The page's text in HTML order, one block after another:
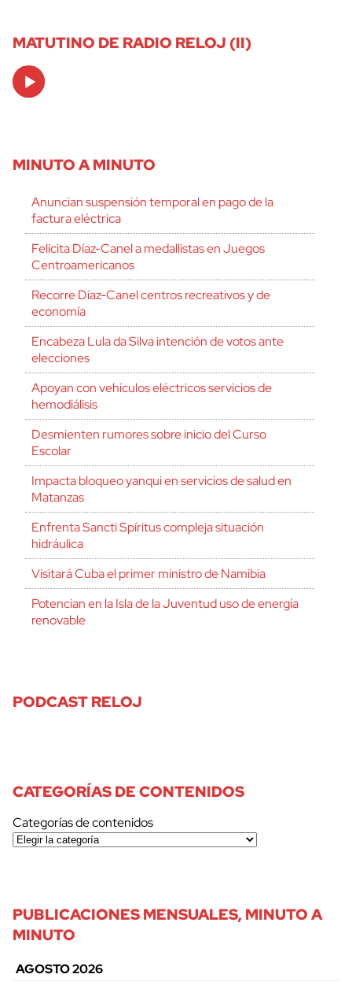
MATUTINO DE RADIO RELOJ (II)
Audio
Player
MINUTO A MINUTO
Anuncian suspensión temporal en pago de la
factura eléctrica
Felicita Díaz-Canel a medallistas en Juegos
Centroamericanos
Recorre Díaz-Canel centros recreativos y de
economía
Encabeza Lula da Silva intención de votos ante
elecciones
Apoyan con vehículos eléctricos servicios de
hemodiálisis
Desmienten rumores sobre inicio del Curso
Escolar
Impacta bloqueo yanqui en servicios de salud en
Matanzas
Enfrenta Sancti Spíritus compleja situación
hidráulica
Visitará Cuba el primer ministro de Namibia
Potencian en la Isla de la Juventud uso de energía
renovable
PODCAST RELOJ
CATEGORÍAS DE CONTENIDOS
Categorías de contenidos
PUBLICACIONES MENSUALES, MINUTO A
MINUTO
AGOSTO 2026